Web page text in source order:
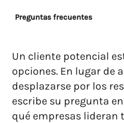
Preguntas frecuentes
Un cliente potencial
opciones. En lugar de
desplazarse por los
escribe su pregunta
qué empresas lideran